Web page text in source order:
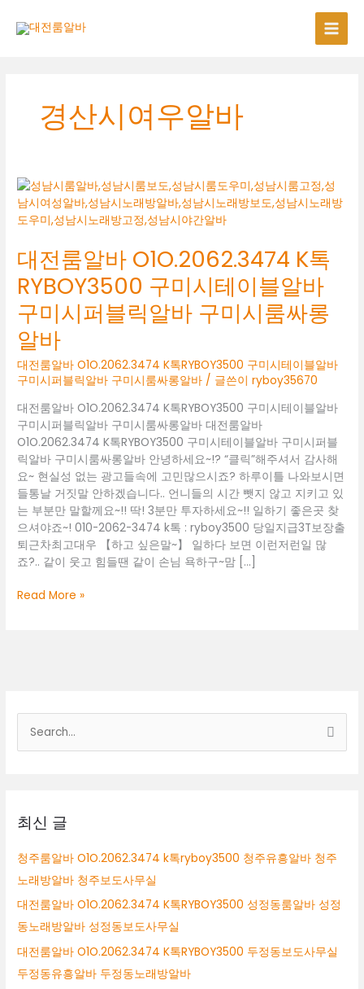
경산시여우알바
대전룸알바 O1O.2062.3474 K톡
RYBOY3500 구미시테이블알바
구미시퍼블릭알바 구미시룸싸롱
알바
대전룸알바 O1O.2062.3474 K톡RYBOY3500 구미시테이블알바
구미시퍼블릭알바 구미시룸싸롱알바 / 글쓴이ryboy35670
대전룸알바 O1O.2062.3474 K톡RYBOY3500 구미시테이블알바
구미시퍼블릭알바 구미시룸싸롱알바 대전룸알바
O1O.2062.3474 K톡RYBOY3500 구미시테이블알바 구미시퍼블
릭알바 구미시룸싸롱알바 안녕하세요~!? “클릭”해주셔서 감사해
요~ 현실성 없는 광고들속에 고민많으시죠? 하루이틀 나와보시면
들통날 거짓말 안하겠습니다.. 언니들의 시간 뺏지 않고 지키고 있
는 부분만 말할께요~!! 딱! 3분만 투자하세요~!! 일하기 좋은곳 찾
으셔야죠~! 010-2062-3474 k톡 : ryboy3500 당일지급3T보장출
퇴근차최고대우 【하고 싶은말~】 일하다 보면 이런저런일 많
죠?.. 같이 웃고 힘들땐 같이 손님 욕하구~맘 […]
대
톡
RYBOY3500
구
이
알
바
구
미
시
퍼
블
릭
Read More »
최신 글
청주룸알바 O1O.2062.3474 k톡ryboy3500 청주유흥알바 청주
노래방알바 청주보도사무실
대전룸알바 O1O.2062.3474 K톡RYBOY3500 성정동룸알바 성정
동노래방알바 성정동보도사무실
대전룸알바 O1O.2062.3474 K톡RYBOY3500 두정동보도사무실
두정동유흥알바 두정동노래방알바